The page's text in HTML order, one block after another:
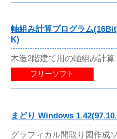
軸組み計算プログラム
K)
木造2階建て用の軸組み計算
フリーソフト
まどり Windows
グラフィカル間取り図作成